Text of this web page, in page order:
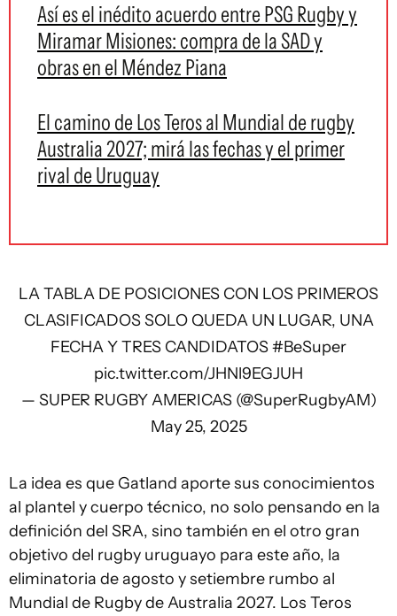
Así es el inédito acuerdo entre PSG Rugby y
Miramar Misiones: compra de la SAD y
obras en el Méndez Piana
El camino de Los Teros al Mundial de rugby
Australia 2027; mirá las fechas y el primer
rival de Uruguay
LA TABLA DE POSICIONES CON LOS PRIMEROS
CLASIFICADOS SOLO QUEDA UN LUGAR, UNA
FECHA Y TRES CANDIDATOS#BeSuper
pic.twitter.com/JHNl9EGJUH
— SUPER RUGBY AMERICAS (@SuperRugbyAM)
May 25, 2025
La idea es que Gatland aporte sus conocimientos
al plantel y cuerpo técnico, no solo pensando en la
definición del SRA, sino también en el otro gran
objetivo del rugby uruguayo para este año, la
eliminatoria de agosto y setiembre rumbo al
Mundial de Rugby de Australia 2027. Los Teros